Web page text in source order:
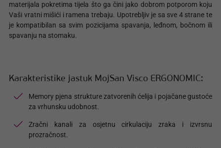
materijala pokretima tijela što ga čini jako dobrom potporom koju
Vaši vratni mišići i ramena trebaju. Upotrebljiv je sa sve 4 strane te
je kompatibilan sa svim pozicijama spavanja, leđnom, bočnom ili
spavanju na stomaku.
Karakteristike jastuk MojSan Visco ERGONOMIC:
Memory pjena strukture zatvorenih ćelija i pojačane gustoće
za vrhunsku udobnost.
Zračni kanali za osjetnu cirkulaciju zraka i izvrsnu
prozračnost.